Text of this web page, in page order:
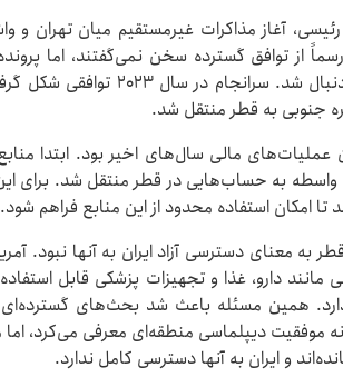
آغاز مذاکرات غیرمستقیم میان تهران و
از توافق گسترده سخن نمی‌گفتند، اما پرونده
کره جنوبی به قطر منتقل شد.
عملیات‌های مالی سال‌های اخیر بود. ابتدا
به حساب‌هایی در قطر منتقل شد. برای
تا امکان استفاده محدود از این منابع فراهم شود.
به معنای دسترسی آزاد ایران به آنها نبود.
مانند دارو، غذا و تجهیزات پزشکی قابل
ندارد. همین مسئله باعث شد بحث‌های
موفقیت دیپلماسی منطقه‌ای معرفی می‌کرد، اما
و ایران به آنها دسترسی کامل ندارد.